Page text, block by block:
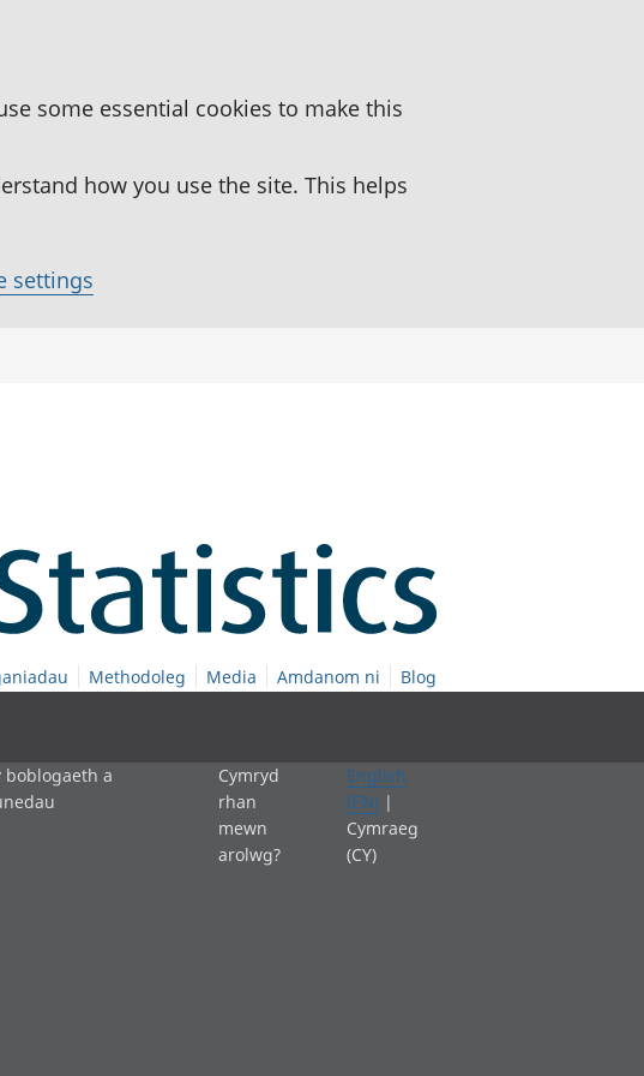
some essential cookies to make this
how you use the site. This helps
settings
Methodoleg Media Amdanom ni Blog
boblogaeth a
Cymryd
rhan
mewn
arolwg?
English
(EN) |
Cymraeg
(CY)